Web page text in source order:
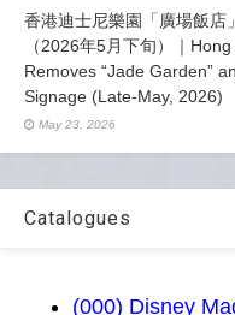
香港迪士尼樂園「廣場飯店
（2026年5月下旬）｜
Removes “Jade Garden”
Signage (Late-May, 2026)
May 23, 2026
Catalogues
(000) Disney